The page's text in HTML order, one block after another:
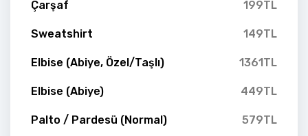
Çarşaf 199TL
Sweatshirt 149TL
Elbise (Abiye, Özel/Taşlı) 1361TL
Elbise (Abiye) 449TL
Palto / Pardesü (Normal) 579TL